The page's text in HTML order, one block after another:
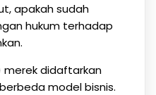
apakah sudah
hukum terhadap
merek didaftarkan
model bisnis.